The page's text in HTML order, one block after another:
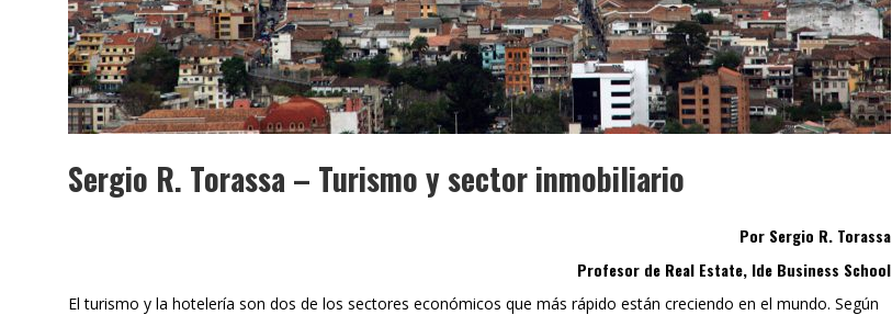
Sergio R. Torassa – Turismo y sector inmobiliario
Por Sergio R. Torassa
Profesor de Real Estate, Ide Business School
El turismo y la hotelería son dos de los sectores económicos que más rápido están creciendo en el mundo. Según
INTERNACIONAL